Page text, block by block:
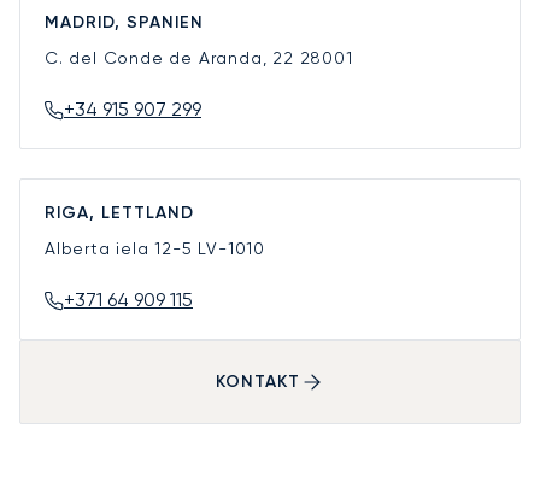
MADRID, SPANIEN
C. del Conde de Aranda, 22 28001
+34 915 907 299
RIGA, LETTLAND
Alberta iela 12-5 LV-1010
+371 64 909 115
KONTAKT